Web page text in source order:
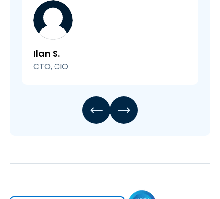
Ilan S.
CTO, CIO